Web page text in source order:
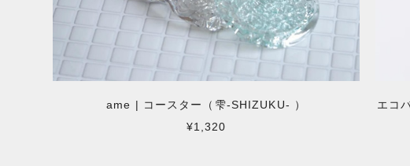
ame | コースター（雫-SHIZUKU- ）
¥1,320
エコ